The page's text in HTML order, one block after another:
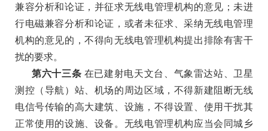
兼容分析和论证，并征求无线电管理机构的意见；未进
行电磁兼容分析和论证，或者未征求、采纳无线电管理
机构的意见的，不得向无线电管理机构提出排除有害干
扰的要求。
第六十三条 在已建射电天文台、气象雷达站、卫星
测控（导航）站、机场的周边区域，不得新建阻断无线
电信号传输的高大建筑、设施，不得设置、使用干扰其
正常使用的设施、设备。无线电管理机构应当会同城乡